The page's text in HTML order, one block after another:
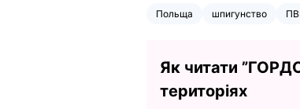
Польща шпигунство
Як читати
територіях